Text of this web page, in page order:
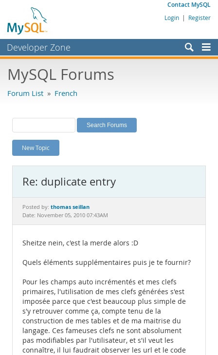
Contact MySQL
Login | Register
Developer Zone
Bugs
Labs
Planet MySQL
News and Events
MySQL.com
Downloads
MySQL Forums
Forum List » French
New Topic
Re: duplicate entry
Posted by: thomas seillan
Date: November 05, 2010 07:43AM
Sheitze nein, c'est la merde alors :D
Quels éléments supplémentaires puis je te fournir?
Pour les champs auto incrémentés et mes clefs
primaires, l'utilisation de mes clefs générées s'est
imposée parce que c'est beaucoup plus simple de
s'y retrouver comme ça, compte tenu de la
construction de mes tables et de ma maitrise du
langage. Ces fameuses clefs ne sont absolument
pas modifiables par l'utilisateur, et s'il veut les
connaître, il lui faudrait observer les url et le code